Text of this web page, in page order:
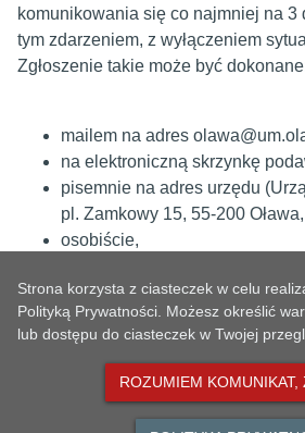
komunikowania się co najmniej na 3
tym zdarzeniem, z wyłączeniem
Zgłoszenie takie może być
mailem na adres
na elektroniczną skrzynkę
pisemnie na adres urzędu
pl. Zamkowy 15, 55-200 Oława,
osobiście,
71 303 55 01).
Strona korzysta z ciasteczek w celu
Polityką Prywatności. Możesz określić
lub dostępu do ciasteczek w Twojej
ROZUMIEM KOMUNIKAT,